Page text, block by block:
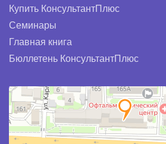
Купить КонсультантПлюс
Семинары
Главная книга
Бюллетень КонсультантПлюс